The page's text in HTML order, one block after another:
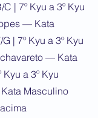
| 7º Kyu a 3º Kyu
— Kata
| 7º Kyu a 3º Kyu
— Kata
a 3º Kyu
Masculino